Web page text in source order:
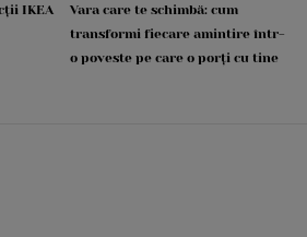
IKEA
Vara care te schimbă: cum
transformi fiecare amintire într-
o poveste pe care o porți cu tine